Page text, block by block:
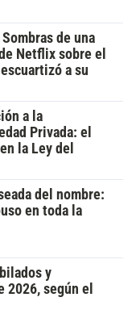
de una
Netflix sobre el
a su
a la
Privada: el
la Ley del
del nombre:
en toda la
y
2026, según el